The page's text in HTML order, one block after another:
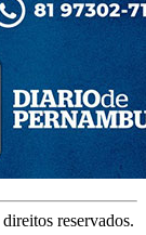
reservados.